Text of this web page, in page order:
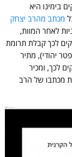
בימינו היא
מכתב מהרב יצחק
לאחר המוות,
לכך קבלת תרומת
יהודי), מתיר
לכך, ומכיר
מכתבו של הרב